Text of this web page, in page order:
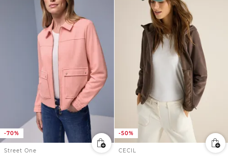
-70%
Street One
-50%
CECIL